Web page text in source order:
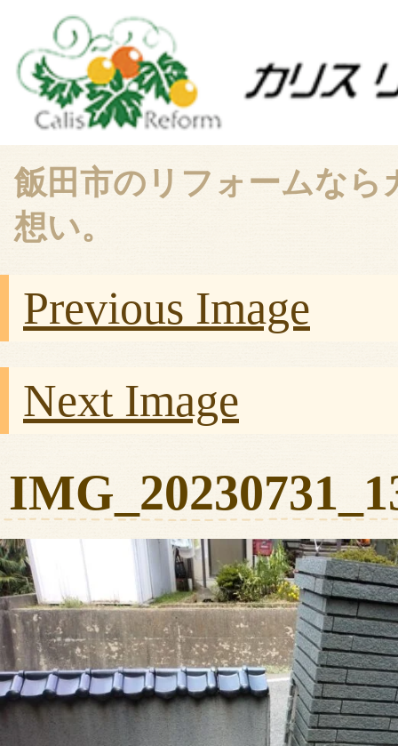
飯田市のリフォームな
想い。
Previous Image
Next Image